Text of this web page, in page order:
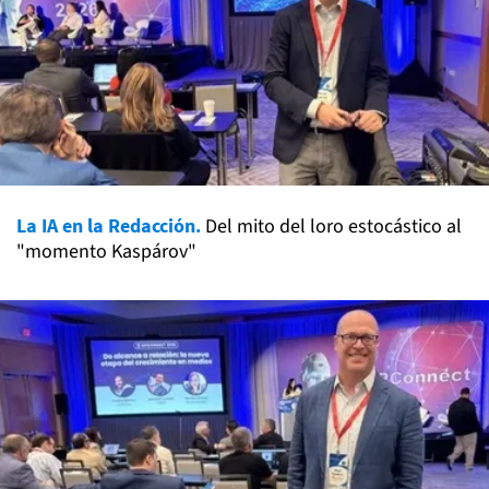
La IA en la Redacción. Del mito del loro estocástico al
"momento Kaspárov"